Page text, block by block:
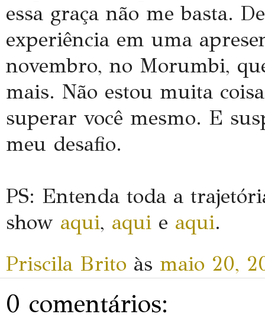
essa graça não me basta.
experiência em uma
novembro, no Morumbi,
mais. Não estou muita
superar você mesmo. E
meu desafio.
PS: Entenda toda a
show aqui, aqui e aqui.
Priscila Brito às maio 20,
0 comentários: